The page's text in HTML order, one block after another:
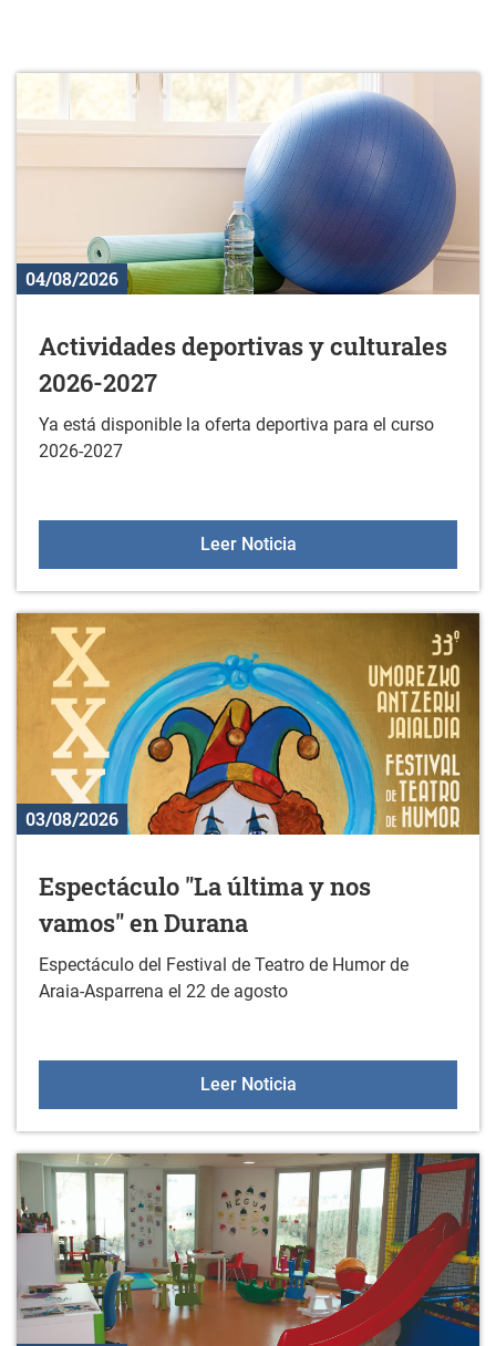
04/08/2026
Actividades deportivas y culturales
2026-2027
Ya está disponible la oferta deportiva para el curso
2026-2027
Leer NoticiaActividades deportivas
03/08/2026
Espectáculo "La última y nos
vamos" en Durana
Espectáculo del Festival de Teatro de Humor de
Araia-Asparrena el 22 de agosto
Leer NoticiaEspectáculo "La última y